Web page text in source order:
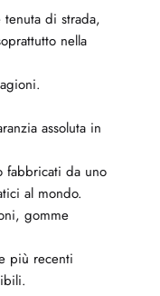
di strada,
nella
assoluta in
fabbricati da uno
al mondo.
gomme
più recenti